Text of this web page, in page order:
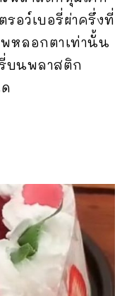
อว์เบอรี่ผ่าครึ่งที่
หลอกตาเท่านั้น
บนพลาสติก